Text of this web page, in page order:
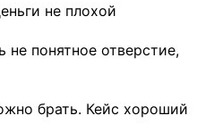
не плохой
не понятное отверстие,
брать. Кейс хороший